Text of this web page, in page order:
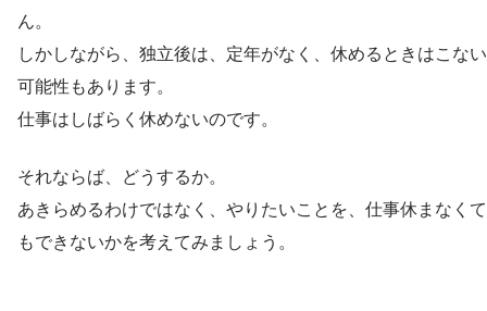
ん。
しかしながら、独立後は、定年がなく、休めるときはこない
可能性もあります。
仕事はしばらく休めないのです。
それならば、どうするか。
あきらめるわけではなく、やりたいことを、仕事休まなくて
もできないかを考えてみましょう。